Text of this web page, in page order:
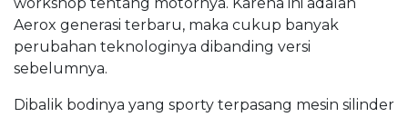
workshop tentang motornya. Karena ini adalah
Aerox generasi terbaru, maka cukup banyak
perubahan teknologinya dibanding versi
sebelumnya.
Dibalik bodinya yang sporty terpasang mesin silinder